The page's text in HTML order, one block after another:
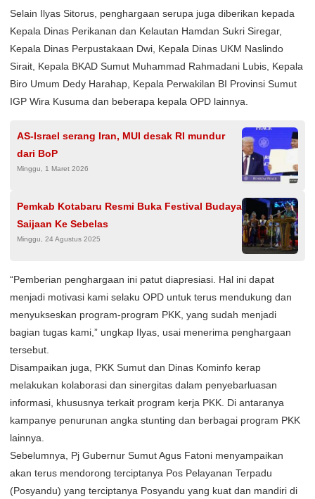
Selain Ilyas Sitorus, penghargaan serupa juga diberikan kepada
Kepala Dinas Perikanan dan Kelautan Hamdan Sukri Siregar,
Kepala Dinas Perpustakaan Dwi, Kepala Dinas UKM Naslindo
Sirait, Kepala BKAD Sumut Muhammad Rahmadani Lubis, Kepala
Biro Umum Dedy Harahap, Kepala Perwakilan BI Provinsi Sumut
IGP Wira Kusuma dan beberapa kepala OPD lainnya.
AS-Israel serang Iran, MUI desak RI mundur
dari BoP
Minggu, 1 Maret 2026
Pemkab Kotabaru Resmi Buka Festival Budaya
Saijaan Ke Sebelas
Minggu, 24 Agustus 2025
“Pemberian penghargaan ini patut diapresiasi. Hal ini dapat
menjadi motivasi kami selaku OPD untuk terus mendukung dan
menyukseskan program-program PKK, yang sudah menjadi
bagian tugas kami,” ungkap Ilyas, usai menerima penghargaan
tersebut.
Disampaikan juga, PKK Sumut dan Dinas Kominfo kerap
melakukan kolaborasi dan sinergitas dalam penyebarluasan
informasi, khususnya terkait program kerja PKK. Di antaranya
kampanye penurunan angka stunting dan berbagai program PKK
lainnya.
Sebelumnya, Pj Gubernur Sumut Agus Fatoni menyampaikan
akan terus mendorong terciptanya Pos Pelayanan Terpadu
(Posyandu) yang terciptanya Posyandu yang kuat dan mandiri di